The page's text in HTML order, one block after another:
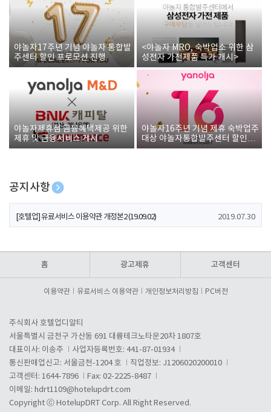
야놀자17주년 기념 야놀자 통합발
주센터 할인 프로모션 진행
<야놀자 MRO, 숙박업소 위한 삼
성전자 가전제품 특가 개시>
야놀자제휴점 금융혜택제공 위한
제휴 및 금융서비스 게시
야놀자16주년 기념 제휴 숙박업주
대상 야놀자통합발주센터 할인쿠
폰 증정
공지사항
[호텔업] 개인정보 처리방침 개정본1 (19.09.02)
[호텔업] 유료서비스 이용약관 개정본2 (19.09.02) 2019.07.30
홈 광고제휴 고객센터
이용약관 유료서비스 이용약관 개인정보처리방침 PC버전
주식회사 호텔업디알티
서울특별시 금천구 가산동 691 대륭테크노타운20차 1807호
대표이사: 이송주
사업자등록번호: 441-87-01934
통신판매업신고: 서울금천-1204 호
직업정보: J1206020200010
고객센터: 1644-7896
Fax: 02-2225-8487
이메일: hdrt1109@hotelupdrt.com
Copyright ⓒ HotelupDRT Corp. All Right Reserved.